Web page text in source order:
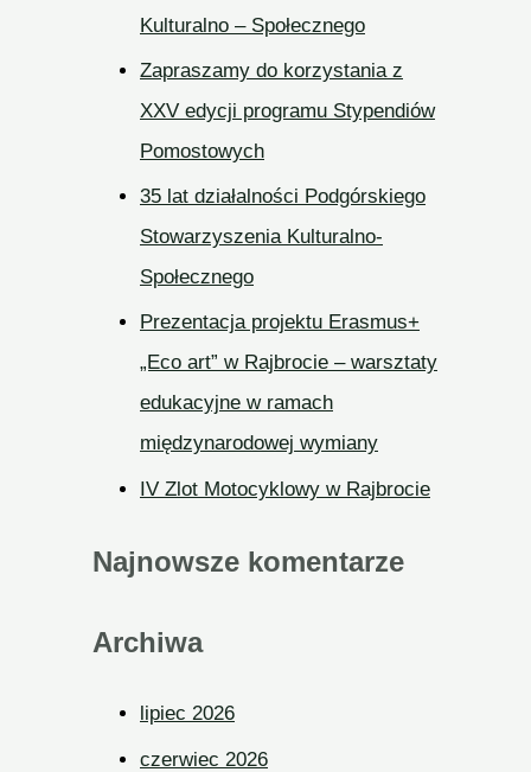
Kulturalno – Społecznego
Zapraszamy do korzystania z
XXV edycji programu Stypendiów
Pomostowych
35 lat działalności Podgórskiego
Stowarzyszenia Kulturalno-
Społecznego
Prezentacja projektu Erasmus+
„Eco art” w Rajbrocie – warsztaty
edukacyjne w ramach
międzynarodowej wymiany
IV Zlot Motocyklowy w Rajbrocie
Najnowsze komentarze
Archiwa
lipiec 2026
czerwiec 2026